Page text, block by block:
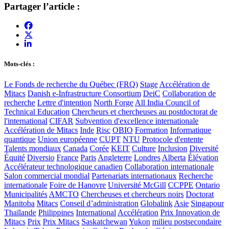
Partager l’article :
Mots-clés :
Le Fonds de recherche du Québec (FRQ) Stage Accélération de
Mitacs Danish e-Infrastructure Consortium DeiC Collaboration de
recherche Lettre d'intention North Forge All India Council of
Technical Education Chercheurs et chercheuses au postdoctorat de
l'international CIFAR Subvention d'excellence internationale
Accélération de Mitacs Inde Risc OBIO Formation Informatique
quantique Union européenne CUPT NTU Protocole d'entente
Talents mondiaux Canada Corée KEIT Culture Inclusion Diversité
Équité Diversio France Paris Angleterre Londres Alberta Élévation
Accélérateur technologique canadien Collaboration internationale
Salon commercial mondial Partenariats internationaux Recherche
internationale Foire de Hanovre Université McGill CCPPE Ontario
Municipalités AMCTO Chercheuses et chercheurs noirs Doctorat
Manitoba Mitacs Conseil d’administration Globalink Asie Singapour
Thaïlande Philippines International Accélération Prix Innovation de
Mitacs Prix Prix Mitacs Saskatchewan Yukon milieu postsecondaire